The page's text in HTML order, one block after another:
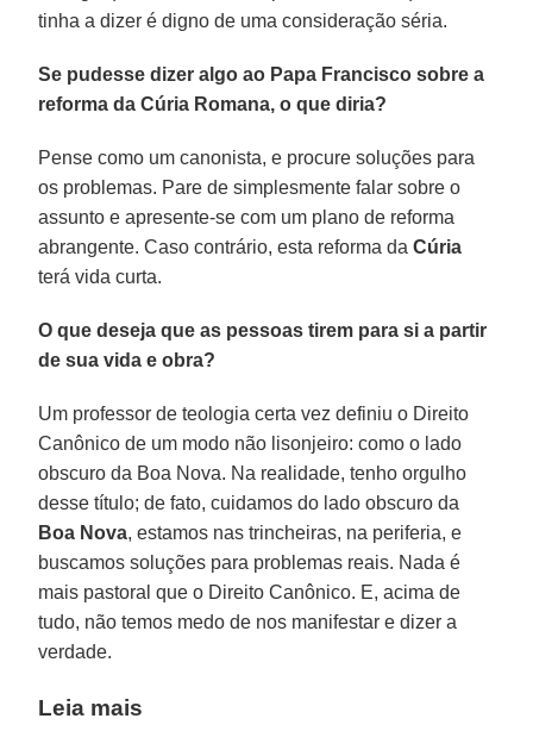
tinha a dizer é digno de uma consideração séria.
Se pudesse dizer algo ao Papa Francisco sobre a
reforma da Cúria Romana, o que diria?
Pense como um canonista, e procure soluções para
os problemas. Pare de simplesmente falar sobre o
assunto e apresente-se com um plano de reforma
abrangente. Caso contrário, esta reforma daCúria
terá vida curta.
O que deseja que as pessoas tirem para si a partir
de sua vida e obra?
Um professor de teologia certa vez definiu o Direito
Canônico de um modo não lisonjeiro: como o lado
obscuro da Boa Nova. Na realidade, tenho orgulho
desse título; de fato, cuidamos do lado obscuro da
Boa Nova, estamos nas trincheiras, na periferia, e
buscamos soluções para problemas reais. Nada é
mais pastoral que o Direito Canônico. E, acima de
tudo, não temos medo de nos manifestar e dizer a
verdade.
Leia mais